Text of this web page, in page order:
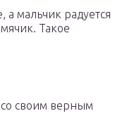
а мальчик радуется
Такое
своим верным